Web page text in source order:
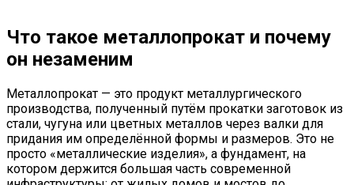
Что такое металлопрокат и почему
он незаменим
Металлопрокат — это продукт металлургического
производства, полученный путём прокатки заготовок из
стали, чугуна или цветных металлов через валки для
придания им определённой формы и размеров. Это не
просто «металлические изделия», а фундамент, на
котором держится большая часть современной